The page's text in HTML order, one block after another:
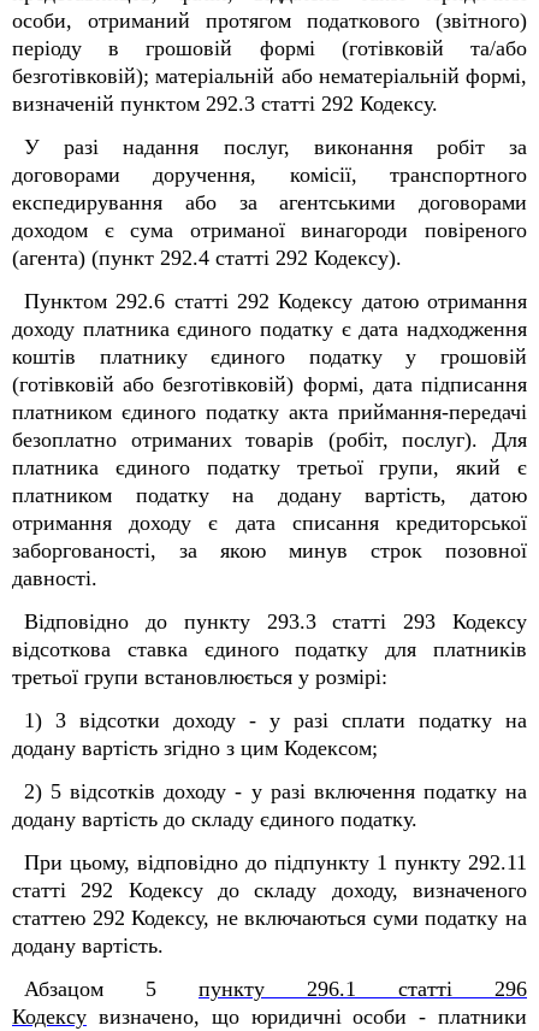
особи, отриманий протягом податкового (звітного)
періоду в грошовій формі (готівковій та/або
безготівковій); матеріальній або нематеріальній формі,
визначеній пунктом 292.3 статті 292 Кодексу.
У разі надання послуг, виконання робіт за
договорами доручення, комісії, транспортного
експедирування або за агентськими договорами
доходом є сума отриманої винагороди повіреного
(агента) (пункт 292.4 статті 292 Кодексу).
Пунктом 292.6 статті 292 Кодексу датою отримання
доходу платника єдиного податку є дата надходження
коштів платнику єдиного податку у грошовій
(готівковій або безготівковій) формі, дата підписання
платником єдиного податку акта приймання-передачі
безоплатно отриманих товарів (робіт, послуг). Для
платника єдиного податку третьої групи, який є
платником податку на додану вартість, датою
отримання доходу є дата списання кредиторської
заборгованості, за якою минув строк позовної
давності.
Відповідно до пункту 293.3 статті 293 Кодексу
відсоткова ставка єдиного податку для платників
третьої групи встановлюється у розмірі:
1) 3 відсотки доходу - у разі сплати податку на
додану вартість згідно з цим Кодексом;
2) 5 відсотків доходу - у разі включення податку на
додану вартість до складу єдиного податку.
При цьому, відповідно до підпункту 1 пункту 292.11
статті 292 Кодексу до складу доходу, визначеного
статтею 292 Кодексу, не включаються суми податку на
додану вартість.
Абзацом 5
пункту 296.1 статті 296
Кодексу визначено, що юридичні особи - платники